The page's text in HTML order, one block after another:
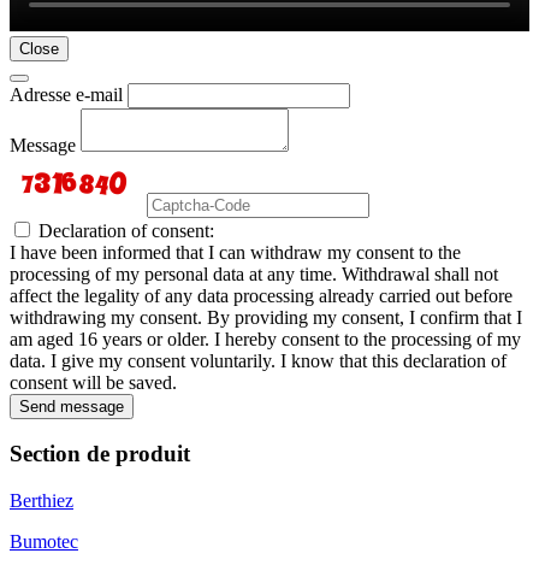
Close
Adresse e-mail
Message
Declaration of consent:
I have been informed that I can withdraw my consent to the
processing of my personal data at any time. Withdrawal shall not
affect the legality of any data processing already carried out before
withdrawing my consent. By providing my consent, I confirm that I
am aged 16 years or older. I hereby consent to the processing of my
data. I give my consent voluntarily. I know that this declaration of
consent will be saved.
Send message
Section de produit
Berthiez
Bumotec